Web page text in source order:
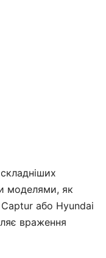
моделями, як
або Hyundai
враження